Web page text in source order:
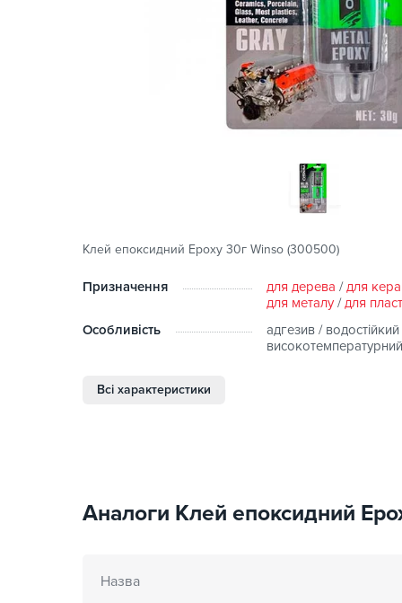
Клей епоксидний Epoxy 30г Winso (300500)
Призначення для дерева /для
для металу/для
Особливість
адгезив / водостійкий
високотемпературний
Всі характеристики
Аналоги Клей епоксидний
Назва